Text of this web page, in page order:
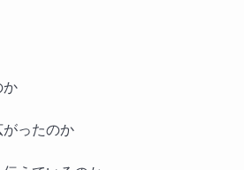
か
ったのか